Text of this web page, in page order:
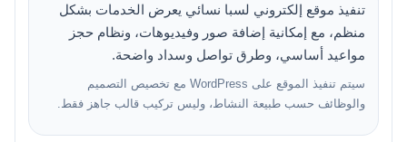
تنفيذ موقع إلكتروني لسبا نسائي يعرض الخدمات بشكل
منظم، مع إمكانية إضافة صور وفيديوهات، ونظام حجز
مواعيد أساسي، وطرق تواصل وسداد واضحة.
سيتم تنفيذ الموقع على WordPress مع تخصيص التصميم
والوظائف حسب طبيعة النشاط، وليس تركيب قالب جاهز فقط.